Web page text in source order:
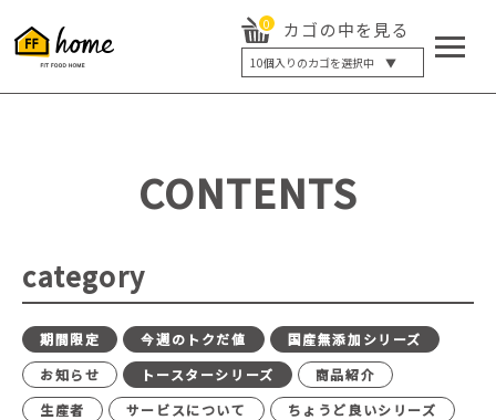
0 カゴの中を見る
10個入りのカゴを選択中 ▼
5個入り
20個入り
最大12%OFF
CONTENTS
category
期間限定 今週のトクだ値
国産無添加シリーズ
お知らせ
トースターシリーズ
商品紹介
生産者
サービスについて
ちょうど良いシリーズ